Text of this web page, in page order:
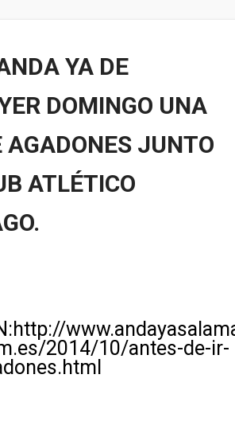
YA DE
DOMINGO UNA
AGADONES JUNTO
ATLÉTICO
2014/10/antes-de-ir-